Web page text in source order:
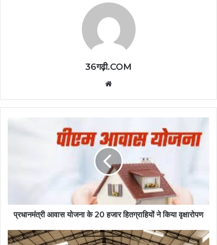
36गढ़ी.COM
प्रधानमंत्री आवास योजना के 20 हजार हितग्राहियों ने किया वृक्षारोपण